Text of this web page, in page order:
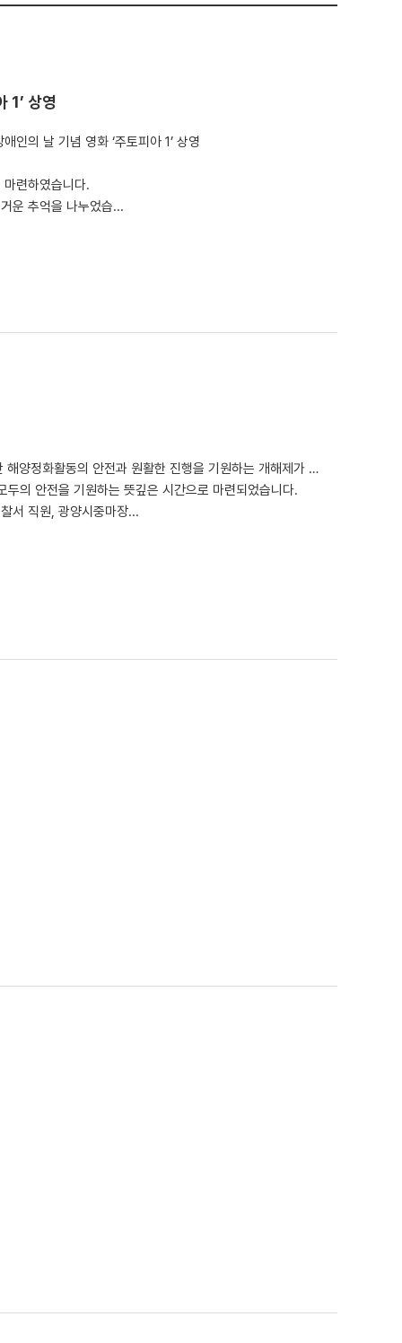
1’ 상영
인의 날 기념 영화 ‘주토피아 1’ 상영
련하였습니다.
운 추억을 나누었습...
2026년 4월 4일 오전 10시, 굳은 날씨 속에서 포스코 클린오션봉사단 해양정화활동의 안전과 원활한 진행을 기원하는 개해제가 진행되었습니다.
의 안전을 기원하는 뜻깊은 시간으로 마련되었습니다.
서 직원, 광양시중마장...
가슴이 두근거린다며 두 손을 꼭 모은 채 긴장한 모습,시험장에 들어가기 전까지 영상을 보며 배운 내용을 되새기는 모습까지각자의 ...